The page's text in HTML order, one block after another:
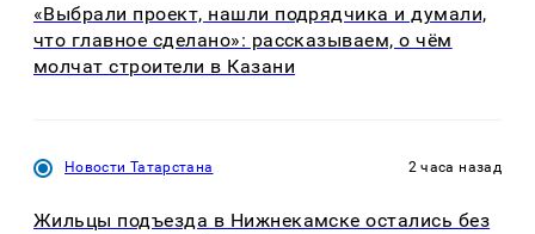
«Выбрали проект, нашли подрядчика и думали,
что главное сделано»: рассказываем, о чём
молчат строители в Казани
Новости Татарстана 2 часа назад
Жильцы подъезда в Нижнекамске остались без